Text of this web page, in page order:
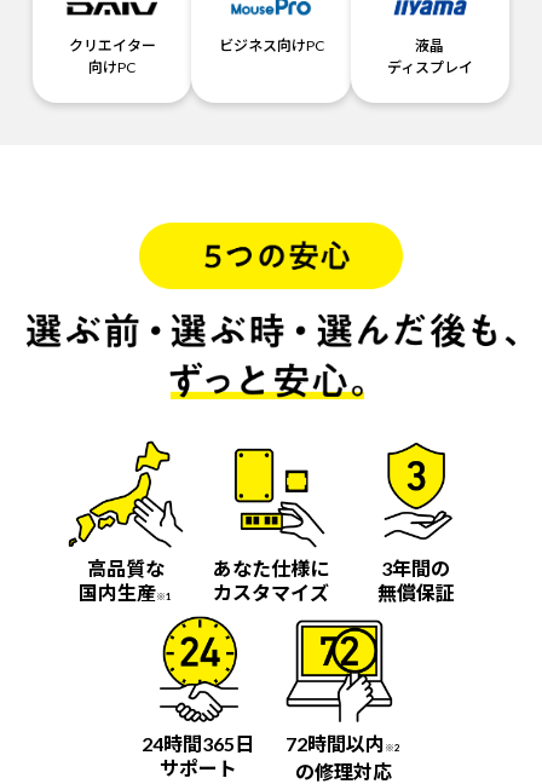
クリエイター
向けPC
ビジネス向けPC
液晶
ディスプレイ
高品質な
国内生産※1
あなた仕様に
カスタマイズ
3年間の
無償保証
24時間365日
サポート
72時間以内 ※2
の修理対応